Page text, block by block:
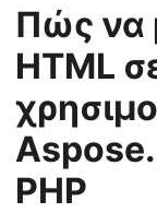
Πώς να
HTML
PHP